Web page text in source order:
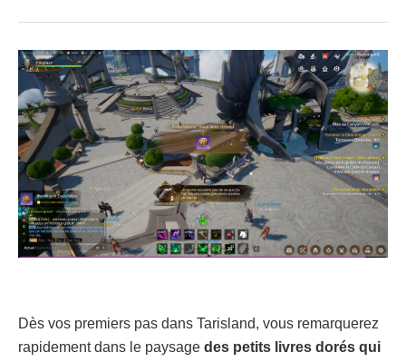
Dès vos premiers pas dans Tarisland, vous remarquerez
rapidement dans le paysage des petits livres dorés qui